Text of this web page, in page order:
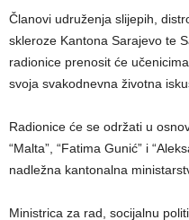
Članovi udruženja slijepih,
skleroze Kantona Sarajevo te
radionice prenosit će
svoja svakodnevna životna
Radionice će se održati u
“Malta”, “Fatima Gunić” i
nadležna kantonalna
Ministrica za rad, socijalnu